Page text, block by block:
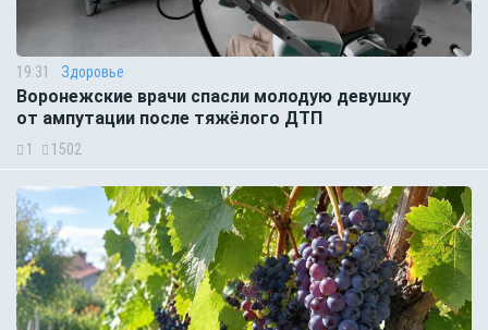
19:31 Здоровье
Воронежские врачи спасли молодую девушку
от ампутации после тяжёлого ДТП
1 1502